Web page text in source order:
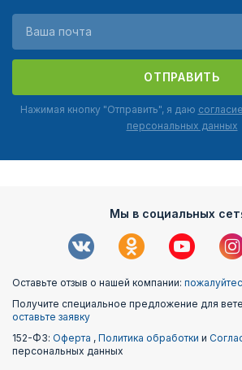
ОТПРАВИТЬ
Нажимая кнопку "Отправить", я даю
персональных данных
Мы в социальных
Оставьте отзыв о нашей компании:
Получите специальное предложение для
оставьте заявку
152-ФЗ: Оферта , Политика обработки и
персональных данных